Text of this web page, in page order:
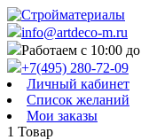
info@artdeco-m.ru
Работаем с 10:00
+7(495) 280-72-09
Личный кабинет
Список желаний
Мои заказы
1 Товар